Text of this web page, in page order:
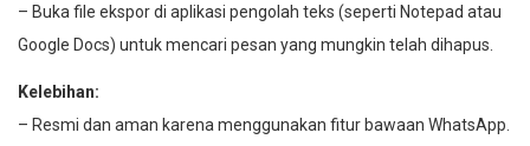
– Buka file ekspor di aplikasi pengolah teks (seperti Notepad atau
Google Docs) untuk mencari pesan yang mungkin telah dihapus.
Kelebihan:
– Resmi dan aman karena menggunakan fitur bawaan WhatsApp.